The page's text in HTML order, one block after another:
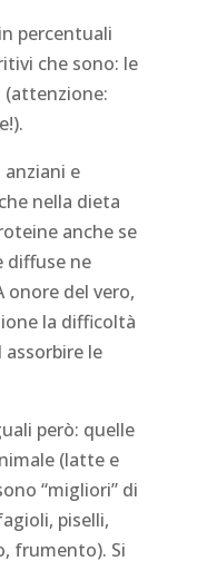
percentuali
che sono: le
(attenzione:
e
nella dieta
anche se
diffuse ne
onore del vero,
la difficoltà
le
però: quelle
(latte e
“migliori” di
piselli,
frumento). Si